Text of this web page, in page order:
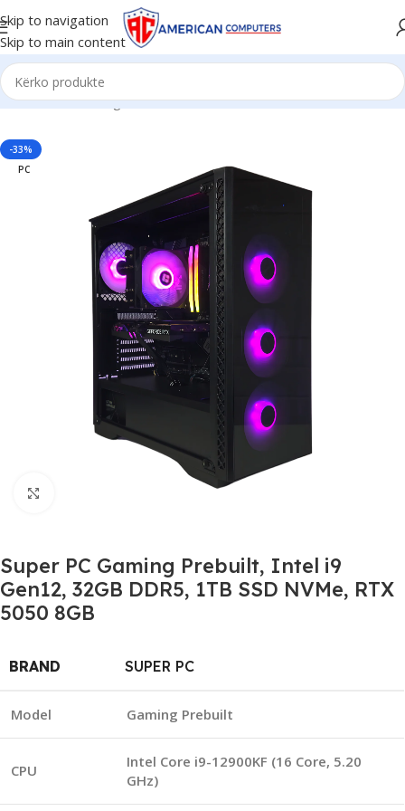
Skip to navigation
Skip to main content
Kreu/PCs/Gaming PCs
-33%
PC
Super PC Gaming Prebuilt, Intel i9
Gen12, 32GB DDR5, 1TB SSD NVMe, RTX
5050 8GB
BRAND SUPER PC
Model Gaming Prebuilt
CPU
Intel Core i9-12900KF (16 Core, 5.20
GHz)